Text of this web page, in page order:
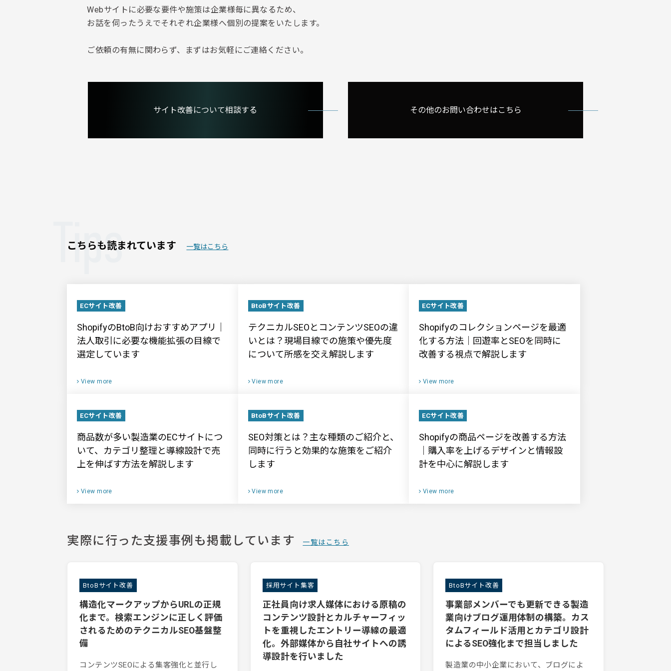
Webサイトに必要な要件や施策は企業様毎に異なるため、
お話を伺ったうえでそれぞれ企業様へ個別の提案をいたします。
ご依頼の有無に関わらず、まずはお気軽にご連絡ください。
サイト改善について相談する その他のお問い合わせはこちら
Tips
こちらも読まれています 一覧はこちら
ECサイト改善
ShopifyのBtoB向けおすすめアプリ｜
法人取引に必要な機能拡張の目線で
選定しています
View more
BtoBサイト改善
テクニカルSEOとコンテンツSEOの違
いとは？現場目線での施策や優先度
について所感を交え解説します
View more
ECサイト改善
Shopifyのコレクションページを最適
化する方法｜回遊率とSEOを同時に
改善する視点で解説します
View more
ECサイト改善
商品数が多い製造業のECサイトにつ
いて、カテゴリ整理と導線設計で売
上を伸ばす方法を解説します
View more
BtoBサイト改善
SEO対策とは？主な種類のご紹介と、
同時に行うと効果的な施策をご紹介
します
View more
ECサイト改善
Shopifyの商品ページを改善する方法
｜購入率を上げるデザインと情報設
計を中心に解説します
View more
実際に行った支援事例も掲載しています 一覧はこちら
BtoBサイト改善
構造化マークアップからURLの正規
化まで。検索エンジンに正しく評価
されるためのテクニカルSEO基盤整
備
コンテンツSEOによる集客強化と並行し
採用サイト集客
正社員向け求人媒体における原稿の
コンテンツ設計とカルチャーフィッ
トを重視したエントリー導線の最適
化。外部媒体から自社サイトへの誘
導設計を行いました
BtoBサイト改善
事業部メンバーでも更新できる製造
業向けブログ運用体制の構築。カス
タムフィールド活用とカテゴリ設計
によるSEO強化まで担当しました
製造業の中小企業において、ブログによ